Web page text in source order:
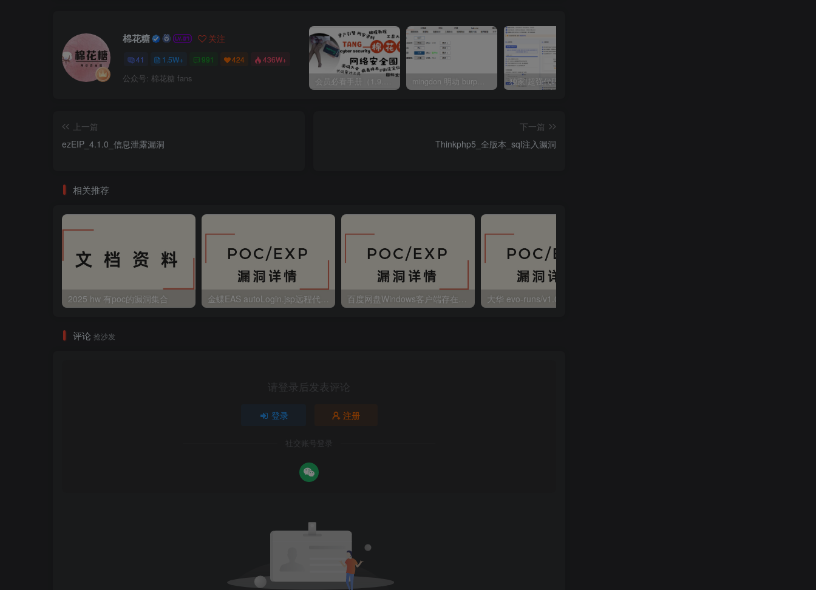
棉花糖 关注
41 1.5W+ 991 424 436W+
公众号: 棉花糖 fans
上一篇
ezEIP_4.1.0_信息泄露漏洞
下一篇
Thinkphp5_全版本_sql注入漏洞
相关推荐
2025 hw 有poc的漏洞集合
评论 抢沙发
请登录后发表评论
登录 注册
社交账号登录